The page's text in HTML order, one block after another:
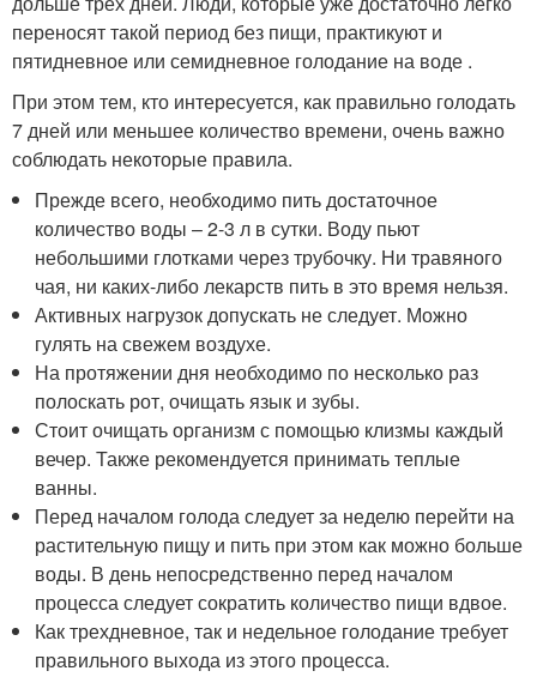
переносят такой период без пищи, практикуют и
пятидневное или семидневное голодание на воде .
При этом тем, кто интересуется, как правильно голодать
7 дней или меньшее количество времени, очень важно
соблюдать некоторые правила.
Прежде всего, необходимо пить достаточное
количество воды – 2-3 л в сутки. Воду пьют
небольшими глотками через трубочку. Ни травяного
чая, ни каких-либо лекарств пить в это время нельзя.
Активных нагрузок допускать не следует. Можно
гулять на свежем воздухе.
На протяжении дня необходимо по несколько раз
полоскать рот, очищать язык и зубы.
Стоит очищать организм с помощью клизмы каждый
вечер. Также рекомендуется принимать теплые
ванны.
Перед началом голода следует за неделю перейти на
растительную пищу и пить при этом как можно больше
воды. В день непосредственно перед началом
процесса следует сократить количество пищи вдвое.
Как трехдневное, так и недельное голодание требует
правильного выхода из этого процесса.